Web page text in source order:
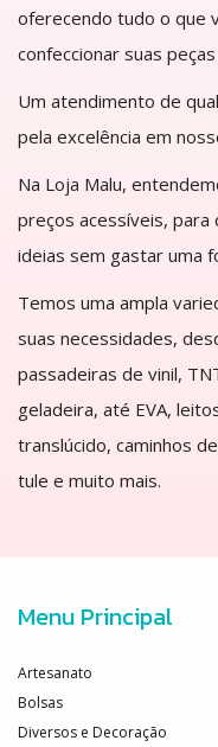
oferecendo tudo o que
confeccionar suas
Um atendimento de
pela excelência em
Na Loja Malu,
preços acessíveis, para
ideias sem gastar uma
Temos uma ampla
suas necessidades,
passadeiras de vinil,
geladeira, até EVA,
translúcido, caminhos
tule e muito mais.
Menu Principal
Artesanato
Bolsas
Diversos e Decoração